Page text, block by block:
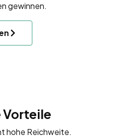
gewinnen.
hohe Reichweite.